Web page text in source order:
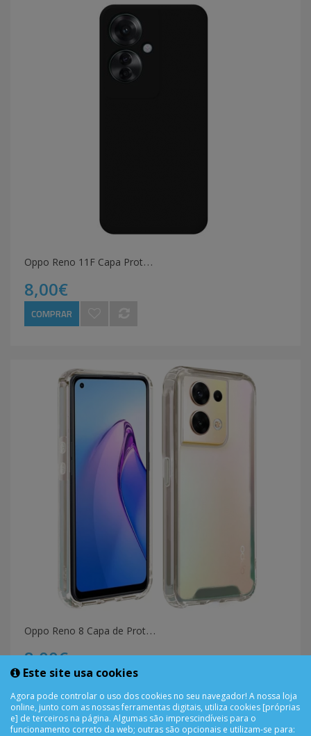
O
ppo Reno 11F Capa Protecção
8,00€
COMPRAR
O
ppo Reno 8 Capa de Proteção Transparente Antichoque
8,00€
Este site usa cookies
Agora pode controlar o uso dos cookies no seu navegador! A nossa loja
online, junto com as nossas ferramentas digitais, utiliza cookies [próprias
e] de terceiros na página. Algumas são imprescindíveis para o
funcionamento correto da web; outras são opcionais e utilizam-se para: